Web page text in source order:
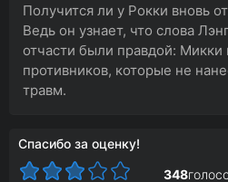
Получится ли у Рокки вновь
Ведь он узнает, что слова
отчасти были правдой: Микки
противников, которые не
травм.
Спасибо за оценку!
348